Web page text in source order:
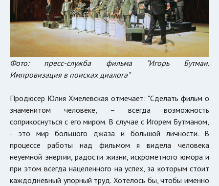
Фото: пресс-служба фильма "Игорь Бутман.
Импровизация в поисках диалога"
Продюсер Юлия Хмелевская отмечает: "Сделать фильм о
знаменитом человеке, – всегда возможность
соприкоснуться с его миром. В случае с Игорем Бутманом,
- это мир большого джаза и большой личности. В
процессе работы над фильмом я видела человека
неуемной энергии, радости жизни, искрометного юмора и
при этом всегда нацеленного на успех, за которым стоит
каждодневный упорный труд. Хотелось бы, чтобы именно